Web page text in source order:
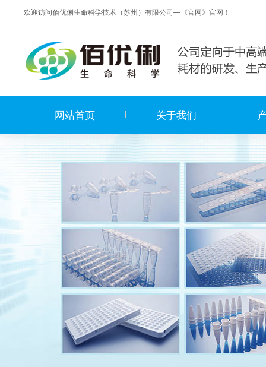
欢迎访问佰优俐生命科学技术（苏州）有限公司—《官网》官网！
网站首页 关于我们